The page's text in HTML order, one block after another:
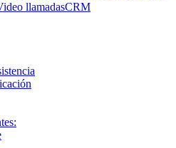
llamadasCRM